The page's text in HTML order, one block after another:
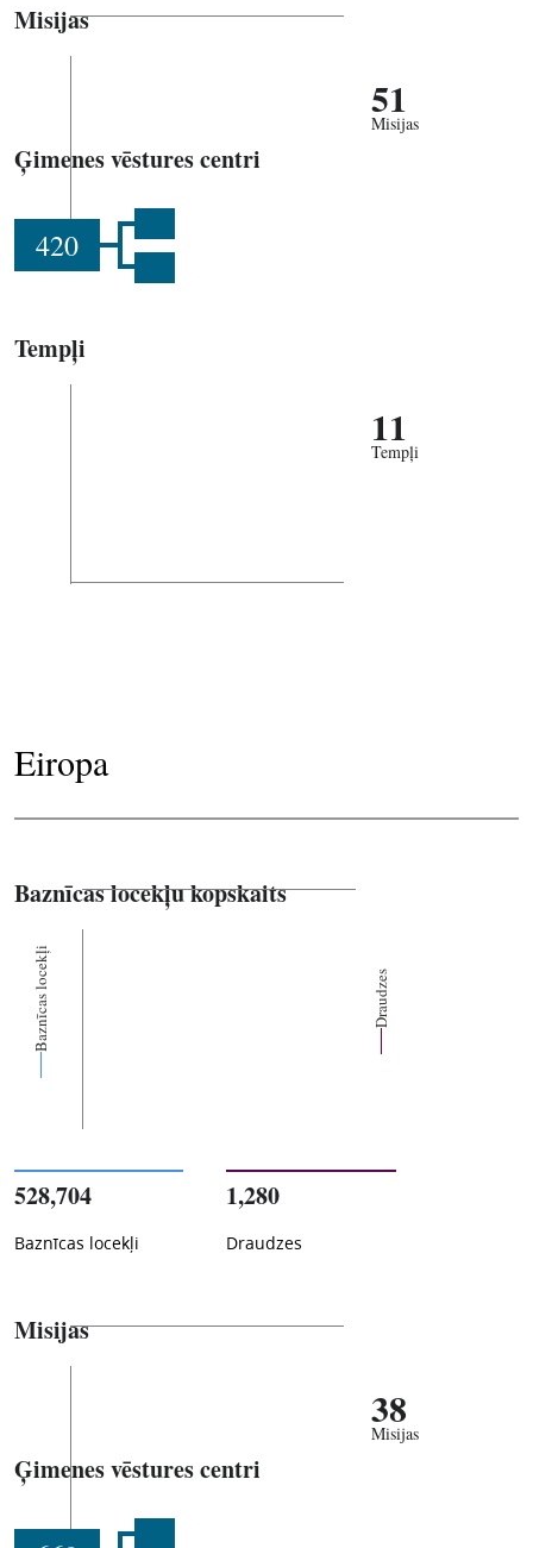
Misijas
51
Misijas
Ģimenes vēstures centri
420
Tempļi
11
Tempļi
Eiropa
Baznīcas locekļu kopskaits
Baznīcas locekļi Draudzes
528,704
Baznīcas locekļi
1,280
Draudzes
Misijas
38
Misijas
Ģimenes vēstures centri